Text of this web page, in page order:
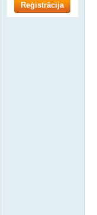
Reģistrācija